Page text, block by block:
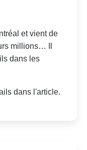
et vient de
millions… Il
dans les
dans l'article.